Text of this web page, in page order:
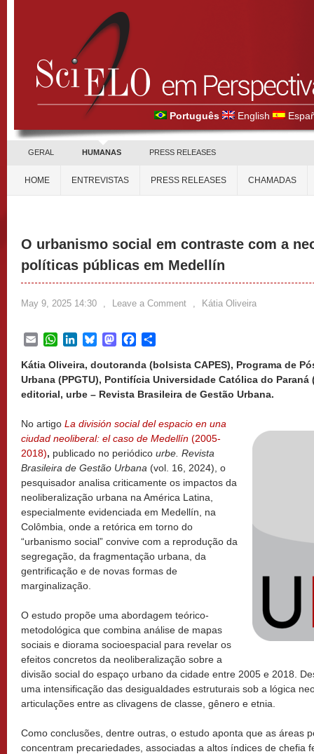
Português English
GERAL HUMANAS PRESS RELEASES
HOME ENTREVISTAS PRESS RELEASES CHAMADAS
O urbanismo social em contraste com a
políticas públicas em Medellín
May 9, 2025 14:30 , Leave a Comment , Kátia Oliveira
EmailWhatsApp
LinkedInBlueskyMastodonFacebook
Kátia Oliveira, doutoranda (bolsista CAPES), Programa de
Urbana (PPGTU), Pontifícia Universidade Católica do Paraná
editorial, urbe – Revista Brasileira de Gestão Urbana.
No artigo La división social del espacio en una
ciudad neoliberal: el caso de Medellín (2005-
2018), publicado no periódico urbe. Revista
Brasileira de Gestão Urbana (vol. 16, 2024), o
pesquisador analisa criticamente os impactos da
neoliberalização urbana na América Latina,
especialmente evidenciada em Medellín, na
Colômbia, onde a retórica em torno do
“urbanismo social” convive com a reprodução da
segregação, da fragmentação urbana, da
gentrificação e de novas formas de
marginalização.
O estudo propõe uma abordagem teórico-
metodológica que combina análise de mapas
sociais e diorama socioespacial para revelar os
efeitos concretos da neoliberalização sobre a
divisão social do espaço urbano da cidade entre 2005 e 2018.
uma intensificação das desigualdades estruturais sob a lógica
articulações entre as clivagens de classe, gênero e etnia.
Como conclusões, dentre outras, o estudo aponta que as áreas
concentram precariedades, associadas a altos índices de chefia